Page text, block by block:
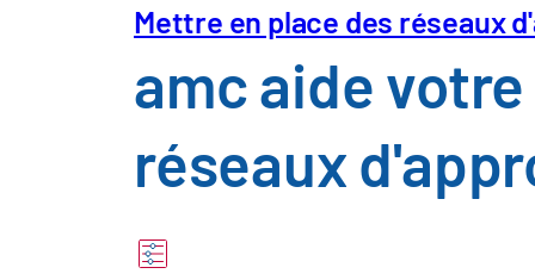
Mettre en place des réseaux
amc aide
réseaux
Veuillez saisir vos coordonnées